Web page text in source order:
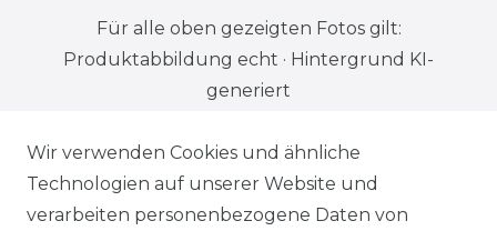
Für alle oben gezeigten Fotos gilt:
Produktabbildung echt · Hintergrund KI-
generiert
Alle auf dieser Webseite dargestellten
Produkte, Abbildungen, Spezifikationen
und Beschreibungen dienen ausschließlich
Wir verwenden Cookies und ähnliche
Technologien auf unserer Website und
verarbeiten personenbezogene Daten von